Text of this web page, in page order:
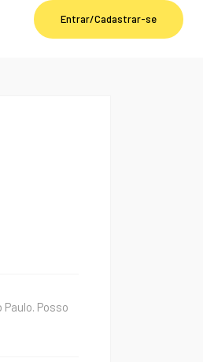
Entrar/Cadastrar-se
Posso